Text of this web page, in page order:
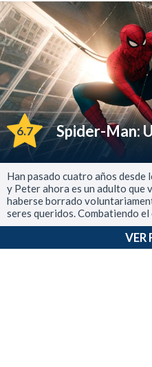
6.7 Spider-Man:
Han pasado cuatro años desde
y Peter ahora es un adulto que
haberse borrado
seres queridos. Combatiendo el
VER